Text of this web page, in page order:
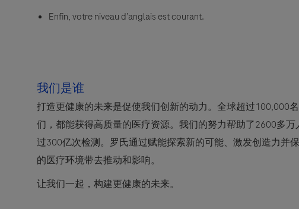
Enfin, votre niveau d’anglais est courant.
我们是谁
打造更健康的未来是促使我们创新的动力。全球超过100,000
们，都能获得高质量的医疗资源。我们的努力帮助了2600多
过300亿次检测。罗氏通过赋能探索新的可能、激发创造力并
的医疗环境带去推动和影响。
让我们一起，构建更健康的未来。